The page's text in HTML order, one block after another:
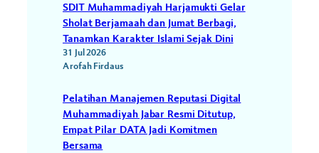
SDIT Muhammadiyah Harjamukti Gelar
Sholat Berjamaah dan Jumat Berbagi,
Tanamkan Karakter Islami Sejak Dini
31 Jul 2026
Arofah Firdaus
Pelatihan Manajemen Reputasi Digital
Muhammadiyah Jabar Resmi Ditutup,
Empat Pilar DATA Jadi Komitmen
Bersama